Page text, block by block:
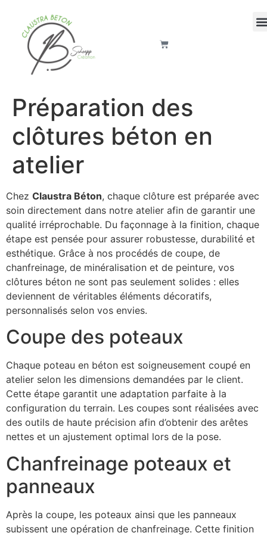
Préparation des
clôtures béton en
atelier
Chez Claustra Béton, chaque clôture est préparée avec
soin directement dans notre atelier afin de garantir une
qualité irréprochable. Du façonnage à la finition, chaque
étape est pensée pour assurer robustesse, durabilité et
esthétique. Grâce à nos procédés de coupe, de
chanfreinage, de minéralisation et de peinture, vos
clôtures béton ne sont pas seulement solides : elles
deviennent de véritables éléments décoratifs,
personnalisés selon vos envies.
Coupe des poteaux
Chaque poteau en béton est soigneusement coupé en
atelier selon les dimensions demandées par le client.
Cette étape garantit une adaptation parfaite à la
configuration du terrain. Les coupes sont réalisées avec
des outils de haute précision afin d’obtenir des arêtes
nettes et un ajustement optimal lors de la pose.
Chanfreinage poteaux et
panneaux
Après la coupe, les poteaux ainsi que les panneaux
subissent une opération de chanfreinage. Cette finition